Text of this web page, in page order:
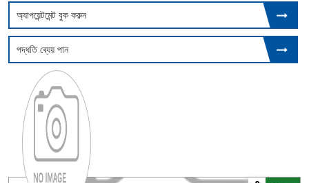
অ্যাপয়েন্টমেন্ট বুক করুন
পদ্ধতি ব্যেয় পান